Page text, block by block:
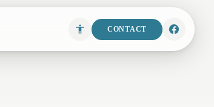
CONTACT